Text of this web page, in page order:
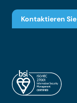
Kontaktieren